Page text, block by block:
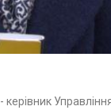
- керівник